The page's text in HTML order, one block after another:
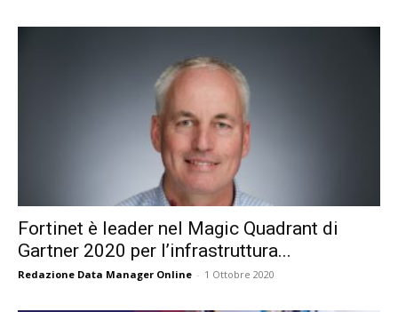
Fortinet è leader nel Magic Quadrant di
Gartner 2020 per l’infrastruttura...
Redazione Data Manager Online - 1 Ottobre 2020